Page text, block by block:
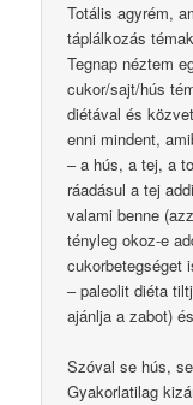
Totális agyrém,
táplálkozás
Tegnap néztem
cukor/sajt/hús
diétával és
enni mindent,
– a hús, a tej, a
ráadásul a tej
valami benne
tényleg okoz-e
cukorbetegséget
– paleolit diéta
ajánlja a zabot)
Szóval se hús,
Gyakorlatilag